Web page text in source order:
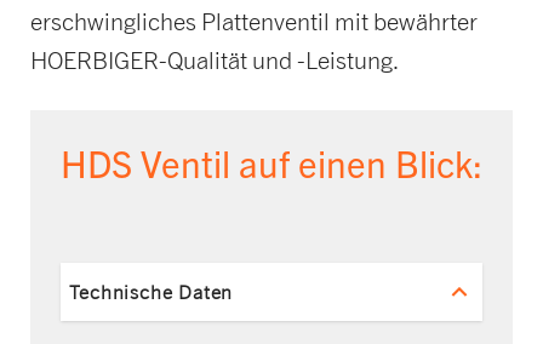
erschwingliches Plattenventil mit bewährter
HOERBIGER-Qualität und -Leistung.
HDS Ventil auf einen Blick:
Technische Daten